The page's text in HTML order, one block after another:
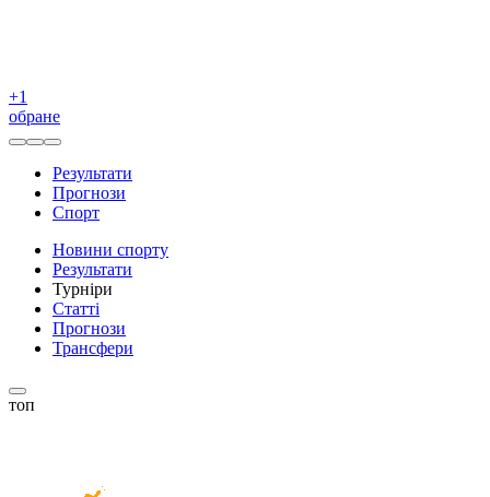
+1
обране
Результати
Прогнози
Спорт
Новини спорту
Результати
Турніри
Статті
Прогнози
Трансфери
топ